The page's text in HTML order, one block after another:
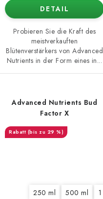
DETAIL
Probieren Sie die Kraft des
meistverkauften
Blütenverstärkers von Advanced
Nutrients in der Form eines in...
Advanced Nutrients Bud
Factor X
(bis zu 29 %)
250 ml 500 ml 1 l